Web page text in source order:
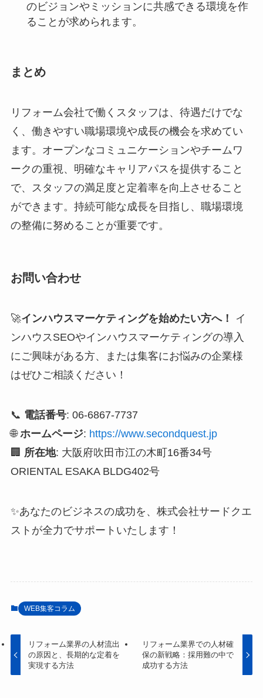
のビジョンやミッションに共感できる環境を作
ることが求められます。
まとめ
リフォーム会社で働くスタッフは、待遇だけでな
く、働きやすい職場環境や成長の機会を求めてい
ます。オープンなコミュニケーションやチームワ
ークの重視、明確なキャリアパスを提供すること
で、スタッフの満足度と定着率を向上させること
ができます。持続可能な成長を目指し、職場環境
の整備に努めることが重要です。
お問い合わせ
🚀インハウスマーケティングを始めたい方へ！
イ
ンハウスSEOやインハウスマーケティングの導入
にご興味がある方、または集客にお悩みの企業様
はぜひご相談ください！
📞 電話番号: 06-6867-7737
🌐ホームページ: https://www.secondquest.jp
🏢 所在地: 大阪府吹田市江の木町16番34号
ORIENTAL ESAKA BLDG402号
✨あなたのビジネスの成功を、株式会社サードクエ
ストが全力でサポートいたします！
WEB集客コラム
リフォーム業界の人材流出
の原因と、長期的な定着を
実現する方法
リフォーム業界での人材確
保の新戦略：採用難の中で
成功する方法